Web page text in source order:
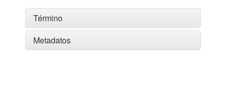
Término
Metadatos